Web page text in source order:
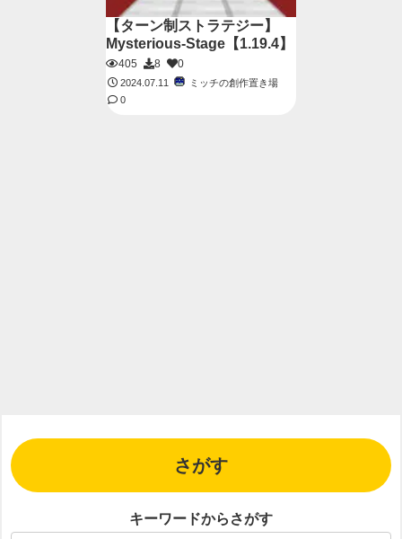
【ターン制ストラテジー】
Mysterious-Stage【1.19.4】
405 8 0
2024.07.11
ミッチの創作置き場
0
さがす
キーワードからさがす